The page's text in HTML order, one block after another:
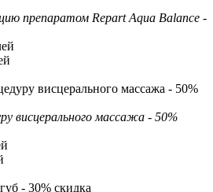
препаратом Repart Aqua Balance -
висцерального массажа - 50%